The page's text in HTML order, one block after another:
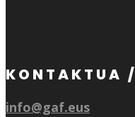
KONTAKTUA
info@gaf.eus